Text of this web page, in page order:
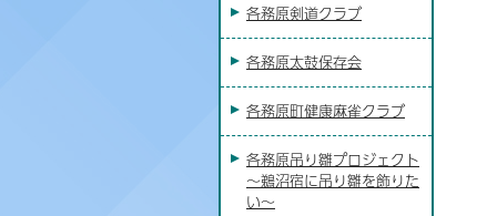
各務原剣道クラブ
各務原太鼓保存会
各務原町健康麻雀クラブ
各務原吊り雛プロジェクト
～鵜沼宿に吊り雛を飾りた
い～